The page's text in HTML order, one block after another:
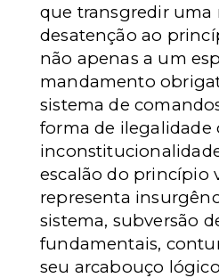
que transgredir uma
desatenção ao
não apenas a um
mandamento
sistema de
forma de ilegalidade
escalão do princípio
representa
sistema, subversão
fundamentais,
seu arcabouço